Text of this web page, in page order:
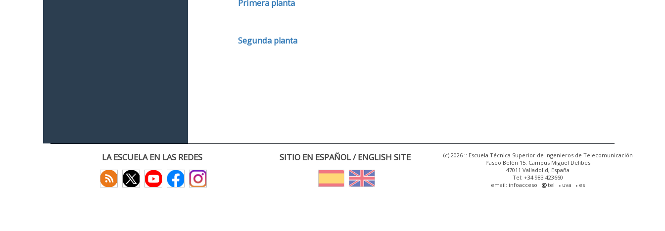
Primera planta
Segunda planta
LA ESCUELA EN LAS REDES SITIO EN ESPAÑOL / ENGLISH SITE
(c) 2026 :: Escuela Técnica Superior de Ingenieros de Telecomunicación
Paseo Belén 15. Campus Miguel Delibes
47011 Valladolid, España
Tel: +34 983 423660
email: infoacceso
tel uva es